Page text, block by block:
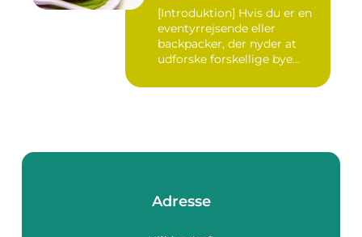
[Introduktion] Hvis du er en
eventyrrejsende eller
backpacker, der nyder at
udforske forskellige bye...
Adresse